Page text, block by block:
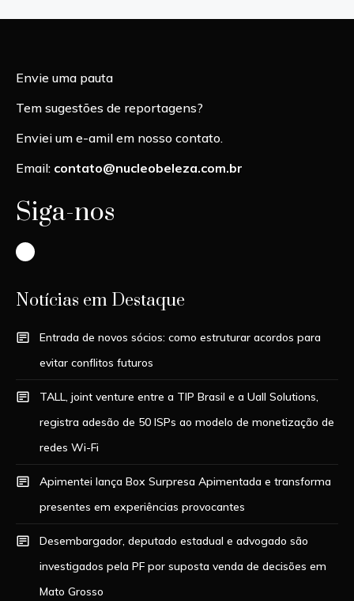
Envie uma pauta
Tem sugestões de reportagens?
Enviei um e-amil em nosso contato.
Email: contato@nucleobeleza.com.br
Siga-nos
Instagram
Notícias em Destaque
Entrada de novos sócios: como estruturar acordos para
evitar conflitos futuros
TALL, joint venture entre a TIP Brasil e a Uall Solutions,
registra adesão de 50 ISPs ao modelo de monetização de
redes Wi-Fi
Apimentei lança Box Surpresa Apimentada e transforma
presentes em experiências provocantes
Desembargador, deputado estadual e advogado são
investigados pela PF por suposta venda de decisões em
Mato Grosso